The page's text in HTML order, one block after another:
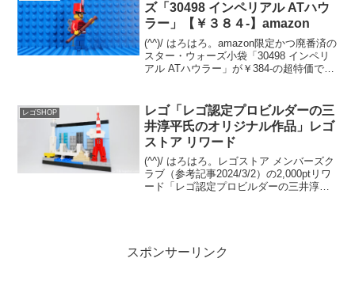
ズ「30498 インペリアル ATハウ
ラー」【￥３８４-】amazon
(^^)/ はろはろ。amazon限定かつ廃番済の
スター・ウォーズ小袋「30498 インペリ
アル ATハウラー」が￥384-の超特価で
のキャノピー入りの「76832 ...
レゴSHOP
レゴ「レゴ認定プロビルダーの三
井淳平氏のオリジナル作品」レゴ
ストア リワード
(^^)/ はろはろ。レゴストア メンバーズク
ラブ（参考記事2024/3/2）の2,000ptリワ
ード「レゴ認定プロビルダーの三井淳平
スポンサーリンク